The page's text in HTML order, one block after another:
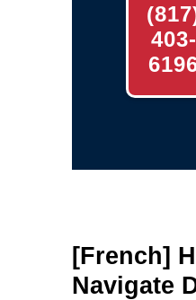
403-
[French]
Navigate